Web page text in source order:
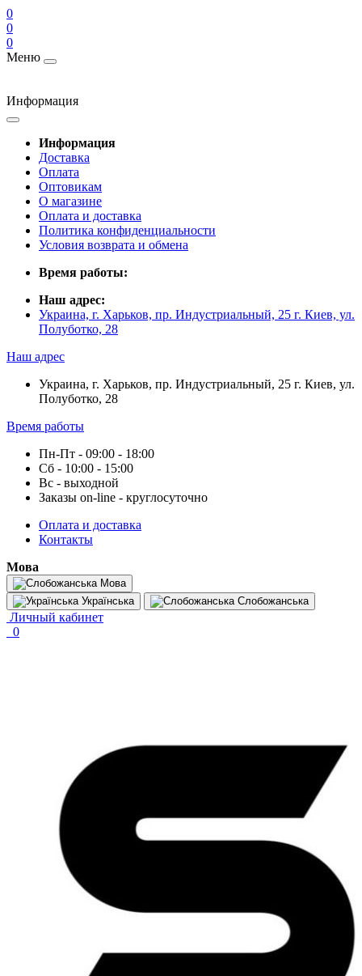
0
0
0
Меню
Информация
Информация
Доставка
Оплата
Оптовикам
О магазине
Оплата и доставка
Политика конфиденциальности
Условия возврата и обмена
Время работы:
Наш адрес:
Украина, г. Харьков, пр. Индустриальный, 25 г. Киев, ул.
Полуботко, 28
Наш адрес
Украина, г. Харьков, пр. Индустриальный, 25 г. Киев, ул.
Полуботко, 28
Время работы
Пн-Пт - 09:00 - 18:00
Сб - 10:00 - 15:00
Вс - выходной
Заказы on-line - круглосуточно
Оплата и доставка
Контакты
Мова
Мова
Українська
Слобожанська
Личный кабинет
0